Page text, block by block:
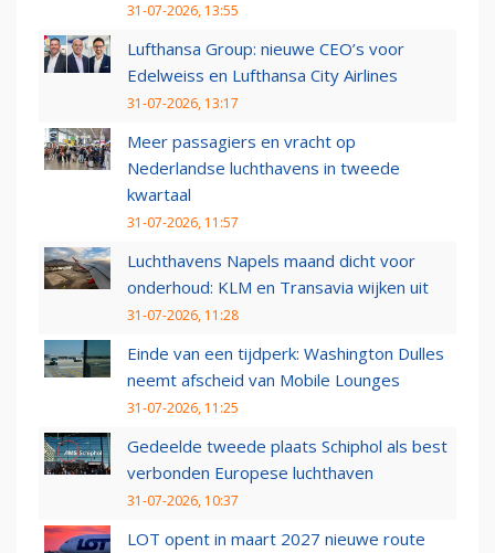
31-07-2026, 13:55
Lufthansa Group: nieuwe CEO’s voor
Edelweiss en Lufthansa City Airlines
31-07-2026, 13:17
Meer passagiers en vracht op
Nederlandse luchthavens in tweede
kwartaal
31-07-2026, 11:57
Luchthavens Napels maand dicht voor
onderhoud: KLM en Transavia wijken uit
31-07-2026, 11:28
Einde van een tijdperk: Washington Dulles
neemt afscheid van Mobile Lounges
31-07-2026, 11:25
Gedeelde tweede plaats Schiphol als best
verbonden Europese luchthaven
31-07-2026, 10:37
LOT opent in maart 2027 nieuwe route